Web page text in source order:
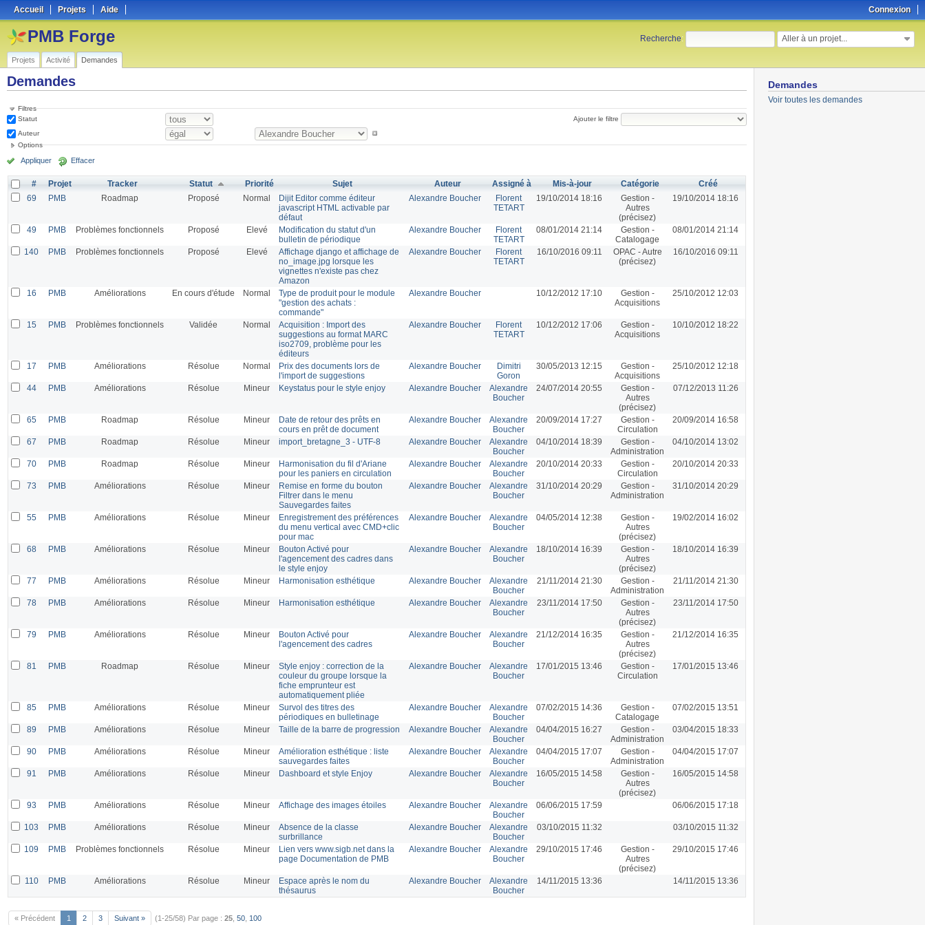
Connexion
Accueil Projets Aide
Recherche: Aller à un projet...
PMB Forge
Projets Activité Demandes
Demandes
Voir toutes les demandes
Demandes
Filtres
Statut
Auteur
Ajouter le filtre
Options
Appliquer Effacer
# Projet Tracker Statut Priorité Sujet Auteur Assigné à Mis-à-jour Catégorie
Créé
69
PMB Roadmap Proposé Normal
Dijit Editor comme éditeur
javascript HTML activable par
défaut
Alexandre Boucher
Florent
TETART
19/10/2014 18:16
Gestion -
Autres
(précisez)
19/10/2014 18:16
49 PMB Problèmes fonctionnels Proposé Elevé
Modification du statut d'un
bulletin de périodique
Alexandre Boucher
Florent
TETART
08/01/2014 21:14
Gestion -
Catalogage
08/01/2014 21:14
140 PMB Problèmes fonctionnels Proposé Elevé
Affichage django et affichage de
no_image.jpg lorsque les
vignettes n'existe pas chez
Amazon
Alexandre Boucher
Florent
TETART
16/10/2016 09:11
OPAC - Autre
(précisez)
16/10/2016 09:11
16 PMB Améliorations En cours d'étude Normal
Type de produit pour le module
"gestion des achats :
commande"
Alexandre Boucher 10/12/2012 17:10
Gestion -
Acquisitions
25/10/2012 12:03
15 PMB Problèmes fonctionnels Validée Normal
Acquisition : Import des
suggestions au format MARC
iso2709, problème pour les
éditeurs
Alexandre Boucher
Florent
TETART
10/12/2012 17:06
Gestion -
Acquisitions
10/10/2012 18:22
17 PMB Améliorations Résolue Normal
Prix des documents lors de
l'import de suggestions
Alexandre Boucher
Dimitri
Goron
30/05/2013 12:15
Gestion -
Acquisitions
25/10/2012 12:18
44 PMB Améliorations Résolue Mineur Keystatus pour le style enjoy Alexandre Boucher
Alexandre
Boucher
24/07/2014 20:55
Gestion -
Autres
(précisez)
07/12/2013 11:26
65 PMB Roadmap Résolue Mineur
Date de retour des prêts en
cours en prêt de document
Alexandre Boucher
Alexandre
Boucher
20/09/2014 17:27
Gestion -
Circulation
20/09/2014 16:58
67 PMB Roadmap Résolue Mineur import_bretagne_3 - UTF-8 Alexandre Boucher
Alexandre
Boucher
04/10/2014 18:39
Gestion -
Administration
04/10/2014 13:02
70 PMB Roadmap Résolue Mineur
Harmonisation du fil d'Ariane
pour les paniers en circulation
Alexandre Boucher
Alexandre
Boucher
20/10/2014 20:33
Gestion -
Circulation
20/10/2014 20:33
73 PMB Améliorations Résolue Mineur
Remise en forme du bouton
Filtrer dans le menu
Sauvegardes faites
Alexandre Boucher
Alexandre
Boucher
31/10/2014 20:29
Gestion -
Administration
31/10/2014 20:29
55 PMB Améliorations Résolue Mineur
Enregistrement des préférences
du menu vertical avec CMD+clic
pour mac
Alexandre Boucher
Alexandre
Boucher
04/05/2014 12:38
Gestion -
Autres
(précisez)
19/02/2014 16:02
68 PMB Améliorations Résolue Mineur
Bouton Activé pour
l'agencement des cadres dans
le style enjoy
Alexandre Boucher
Alexandre
Boucher
18/10/2014 16:39
Gestion -
Autres
(précisez)
18/10/2014 16:39
77 PMB Améliorations Résolue Mineur Harmonisation esthétique Alexandre Boucher
Alexandre
Boucher
21/11/2014 21:30
Gestion -
Administration
21/11/2014 21:30
78 PMB Améliorations Résolue Mineur Harmonisation esthétique Alexandre Boucher
Alexandre
Boucher
23/11/2014 17:50
Gestion -
Autres
(précisez)
23/11/2014 17:50
79 PMB Améliorations Résolue Mineur
Bouton Activé pour
l'agencement des cadres
Alexandre Boucher
Alexandre
Boucher
21/12/2014 16:35
Gestion -
Autres
(précisez)
21/12/2014 16:35
81 PMB Roadmap Résolue Mineur
Style enjoy : correction de la
couleur du groupe lorsque la
fiche emprunteur est
automatiquement pliée
Alexandre Boucher
Alexandre
Boucher
17/01/2015 13:46
Gestion -
Circulation
17/01/2015 13:46
85 PMB Améliorations Résolue Mineur
Survol des titres des
périodiques en bulletinage
Alexandre Boucher
Alexandre
Boucher
07/02/2015 14:36
Gestion -
Catalogage
07/02/2015 13:51
89 PMB Améliorations Résolue Mineur Taille de la barre de progression Alexandre Boucher
Alexandre
Boucher
04/04/2015 16:27
Gestion -
Administration
03/04/2015 18:33
90 PMB Améliorations Résolue Mineur
Amélioration esthétique : liste
sauvegardes faites
Alexandre Boucher
Alexandre
Boucher
04/04/2015 17:07
Gestion -
Administration
04/04/2015 17:07
91 PMB Améliorations Résolue Mineur Dashboard et style Enjoy Alexandre Boucher
Alexandre
Boucher
16/05/2015 14:58
Gestion -
Autres
(précisez)
16/05/2015 14:58
93 PMB Améliorations Résolue Mineur Affichage des images étoiles Alexandre Boucher
Alexandre
Boucher
06/06/2015 17:59 06/06/2015 17:18
103 PMB Améliorations Résolue Mineur
Absence de la classe
surbrillance
Alexandre Boucher
Alexandre
Boucher
03/10/2015 11:32 03/10/2015 11:32
109 PMB Problèmes fonctionnels Résolue Mineur
Lien vers www.sigb.net dans la
page Documentation de PMB
Alexandre Boucher
Alexandre
Boucher
29/10/2015 17:46
Gestion -
Autres
(précisez)
29/10/2015 17:46
110 PMB Améliorations Résolue Mineur
Espace après le nom du
thésaurus
Alexandre Boucher
Alexandre
Boucher
14/11/2015 13:36 14/11/2015 13:36
« Précédent 1 2 3 Suivant » (1-25/58) Par page : 25 50 100